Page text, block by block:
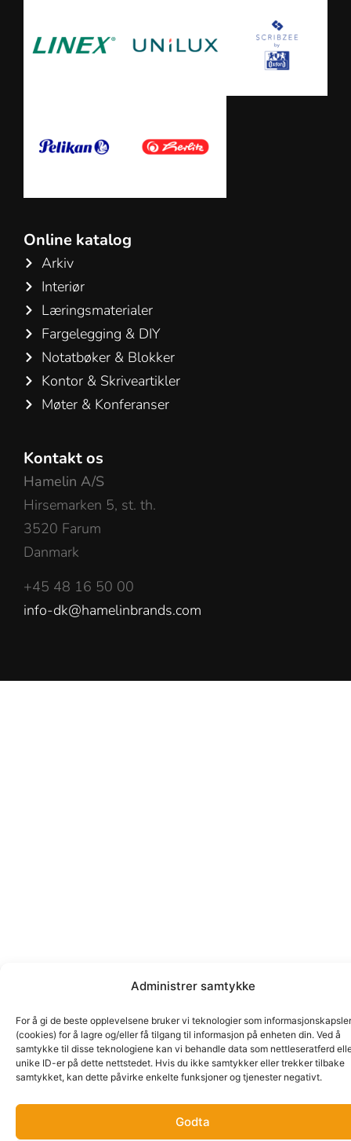
Administrer samtykke
For å gi de beste opplevelsene bruker vi teknologier som informasjonskapsler
(cookies) for å lagre og/eller få tilgang til informasjon på enheten din. Ved å
samtykke til disse teknologiene kan vi behandle data som nettleseratferd
unike ID-er på dette nettstedet. Hvis du ikke samtykker eller trekker tilbake
samtykket, kan dette påvirke enkelte funksjoner og tjenester negativt.
Godta
Online katalog
Arkiv
Interiør
Læringsmaterialer
Fargelegging & DIY
Notatbøker & Blokker
Kontor & Skriveartikler
Møter & Konferanser
Kontakt os
Hamelin A/S
Hirsemarken 5, st. th.
3520 Farum
Danmark
+45 48 16 50 00
info-dk@hamelinbrands.com